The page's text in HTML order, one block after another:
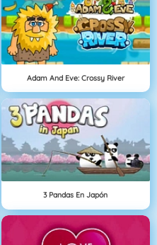
Adam And Eve: Crossy River
3 Pandas En Japón